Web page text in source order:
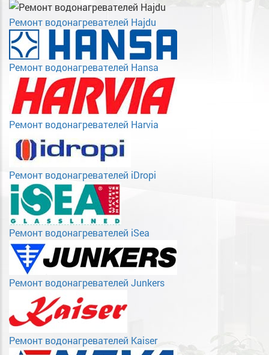
Ремонт водонагревателей Hajdu
Ремонт водонагревателей Hansa
Ремонт водонагревателей Harvia
Ремонт водонагревателей iDropi
Ремонт водонагревателей iSea
Ремонт водонагревателей Junkers
Ремонт водонагревателей Kaiser